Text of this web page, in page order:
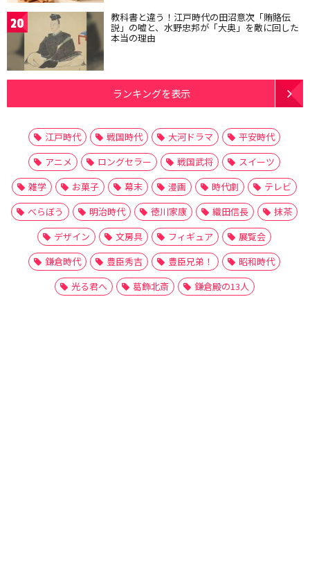
20 教科書と違う！江戸時代の田沼意次「賄賂伝
説」の嘘と、水野忠邦が「大奥」を敵に回した
本当の理由
ランキングを表示
江戸時代 戦国時代 大河ドラマ
平安時代
アニメ
ロングセラー 戦国武将
スイーツ
雑学
お菓子 幕末 漫画 時代劇
テレビ
べらぼう
明治時代 徳川家康 織田信長
抹茶
デザイン
文房具 フィギュア
展覧会
鎌倉時代
豊臣秀吉 豊臣兄弟！
昭和時代
光る君へ
葛飾北斎 鎌倉殿の13人